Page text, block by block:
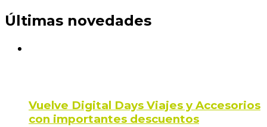
Últimas novedades
Vuelve Digital Days Viajes y Accesorios
con importantes descuentos